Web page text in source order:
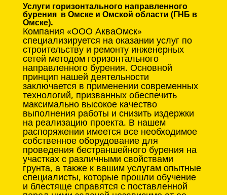
Услуги горизонтального направленного
бурения в Омске и Омской области (ГНБ в
Омске).
Компания «ООО АкваОмск»
специализируется на оказании услуг по
строительству и ремонту инженерных
сетей методом горизонтального
направленного бурения. Основной
принцип нашей деятельности
заключается в применении современных
технологий, призванных обеспечить
максимально высокое качество
выполнения работы и снизить издержки
на реализацию проекта. В нашем
распоряжении имеется все необходимое
собственное оборудование для
проведения бестраншейного бурения на
участках с различными свойствами
грунта, а также к вашим услугам опытные
специалисты, которые прошли обучение
и блестяще справятся с поставленной